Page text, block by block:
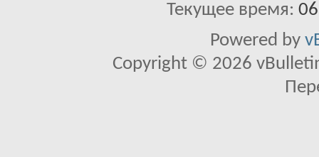
Текущее время:
Powered by
Copyright © 2026